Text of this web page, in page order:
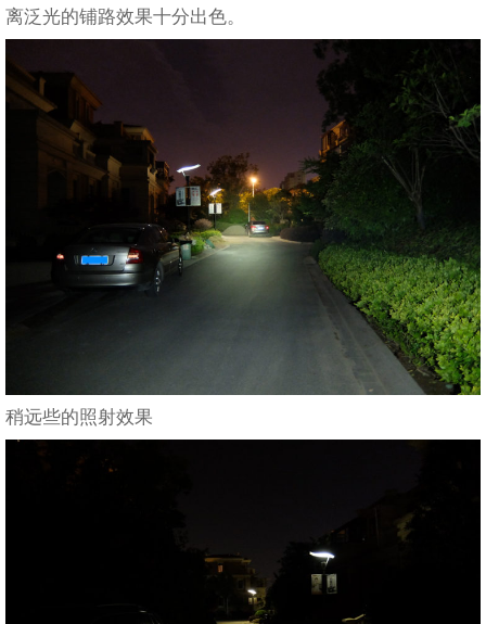
离泛光的铺路效果十分出色。
稍远些的照射效果